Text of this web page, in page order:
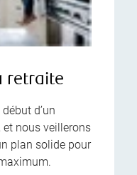
retraite
d’un
nous veillerons
plan solide pour